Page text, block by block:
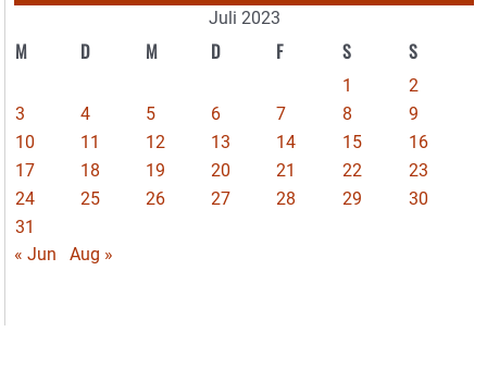
Juli 2023
M D M D F S S
1
2
3
4 5 6 7 8
9
10
11 12 13 14 15
16
17
18 19 20 21 22
23
24
25 26 27 28 29
30
31
« Jun
Aug »